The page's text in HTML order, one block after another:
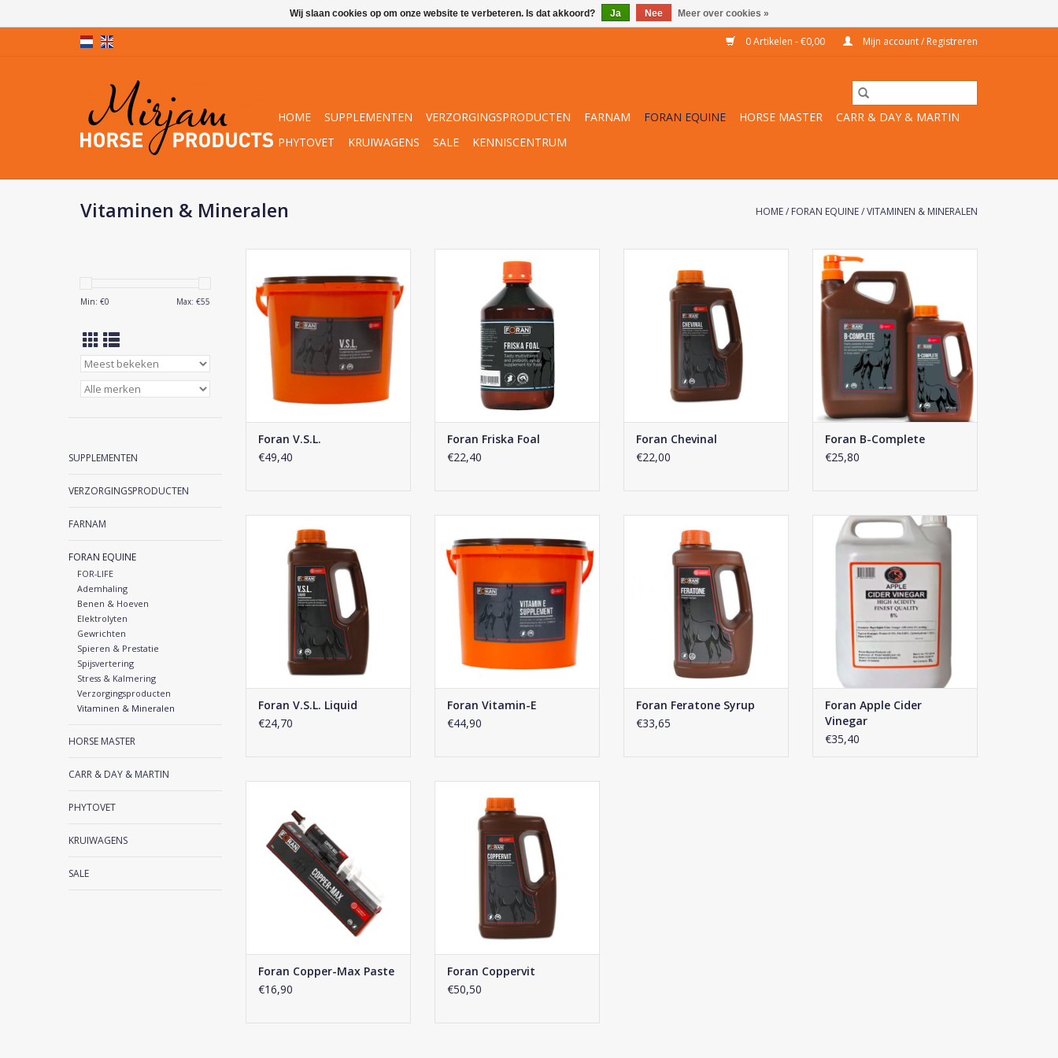
0 Artikelen - €0,00 Mijn account / Registreren
HOME SUPPLEMENTEN VERZORGINGSPRODUCTEN FARNAM FORAN EQUINE HORSE MASTER
CARR & DAY & MARTIN
PHYTOVET
KRUIWAGENS SALE KENNISCENTRUM
Vitaminen & Mineralen HOME/ FORAN EQUINE/VITAMINEN & MINERALEN
Min: €0 Max: €55
SUPPLEMENTEN
VERZORGINGSPRODUCTEN
FARNAM
FORAN EQUINE
FOR-LIFE
Ademhaling
Benen & Hoeven
Elektrolyten
Gewrichten
Spieren & Prestatie
Spijsvertering
Stress & Kalmering
Verzorgingsproducten
Vitaminen & Mineralen
HORSE MASTER
CARR & DAY & MARTIN
PHYTOVET
KRUIWAGENS
SALE
Foran V.S.L.
TOEVOEGEN AAN WINKELWAGEN
Foran V.S.L.
€49,40
Foran Friska Foal
TOEVOEGEN AAN WINKELWAGEN
Foran Friska Foal
€22,40
TOEVOEGEN AAN WINKELWAGEN
Foran Chevinal
€22,00
Foran B-Complete
TOEVOEGEN AAN WINKELWAGEN
Foran B-Complete
€25,80
TOEVOEGEN AAN WINKELWAGEN
Foran V.S.L. Liquid
€24,70
TOEVOEGEN AAN WINKELWAGEN
Foran Vitamin-E
€44,90
TOEVOEGEN AAN WINKELWAGEN
Foran Feratone Syrup
€33,65
Foran Apple Cider Vinegar
TOEVOEGEN AAN WINKELWAGEN
Foran Apple Cider
Vinegar
€35,40
TOEVOEGEN AAN WINKELWAGEN
Foran Copper-Max Paste
€16,90
TOEVOEGEN AAN WINKELWAGEN
Foran Coppervit
€50,50
Wij slaan cookies op om onze website te verbeteren. Is dat akkoord? Ja Nee Meer over cookies »